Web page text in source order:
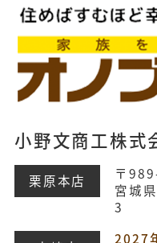
小野文商工株式
栗原本店
〒
宮城
3
2027